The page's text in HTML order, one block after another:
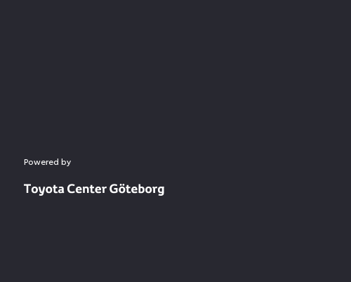
Powered by